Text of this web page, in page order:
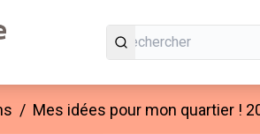
/ Mes idées pour mon quartier !
Passer la carte